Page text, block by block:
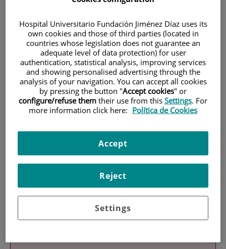
Investigación
Teléfono de atención al usuario
Hospital Universitario Fundación Jiménez Díaz uses its
own cookies and those of third parties (located in
countries whose legislation does not guarantee an
adequate level of data protection) for user
authentication, statistical analysis, improving services
and showing personalised advertising through the
analysis of your navigation. You can accept all cookies
by pressing the button "Accept cookies" or
configure/refuse them their use from this Settings. For
more information click here: Política de Cookies
Settings
Reject
Accept